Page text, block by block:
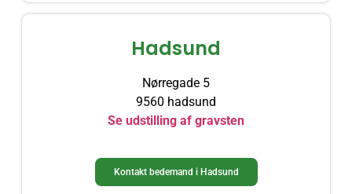
Hadsund
Nørregade 5
9560 hadsund
Se udstilling af gravsten
Kontakt bedemand i Hadsund​